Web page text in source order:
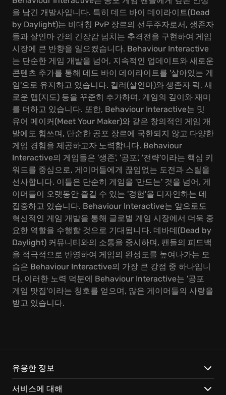
을 남긴 개발사입니다. 특히 데드 바이 데이라이트(Dead
by Daylight)는 비대칭 PvP 장르의 선두주자로서, 생존자
들과 살인마 간의 긴장감 넘치는 추격전을 구현하여 게임
시장에 큰 반향을 일으켰습니다. Behaviour Interactive
는 단순한 게임 개발을 넘어, 지속적인 업데이트와 새로운
콘텐츠 추가를 통해 데드 바이 데이라이트를 '살아있는 게
임'으로 유지하고 있습니다. 킬러(살인마)와 생존자 퍽, 새
로운 맵(지도) 등을 꾸준히 추가하며, 게임의 깊이와 재미
를 더하고 있습니다. 또한, Behaviour Interactive는 밋
유어 메이커(Meet Your Maker)와 같은 창의적인 게임 개
발에도 힘쓰며, 단순한 공포 장르에 국한되지 않고 다양한
게임 경험을 제공하고자 노력합니다. Behaviour
Interactive의 게임들은 '생존', '공포', '전략'이라는 핵심 키
워드를 중심으로, 게이머들에게 끊임없는 도전과 스릴을
선사합니다. 이들은 단순히 게임을 '만드는' 것을 넘어, 게
이머들이 오랫동안 즐길 수 있는 '경험'을 디자인하는 데
집중하고 있습니다. Behaviour Interactive는 앞으로도
혁신적인 게임 개발을 통해 글로벌 게임 시장에서 더욱 중
요한 역할을 수행할 것으로 기대됩니다. 데바데(Dead by
Daylight) 커뮤니티와의 소통을 중시하며, 팬들의 피드백
을 적극적으로 반영하여 게임의 완성도를 높여나가는 모
습은 Behaviour Interactive의 가장 큰 강점 중 하나입니
다. 이러한 노력 덕분에 Behaviour Interactive는 '공포
게임 맛집'이라는 칭호를 얻으며, 많은 게이머들의 사랑을
받고 있습니다.
유용한 정보
서비스에 대해